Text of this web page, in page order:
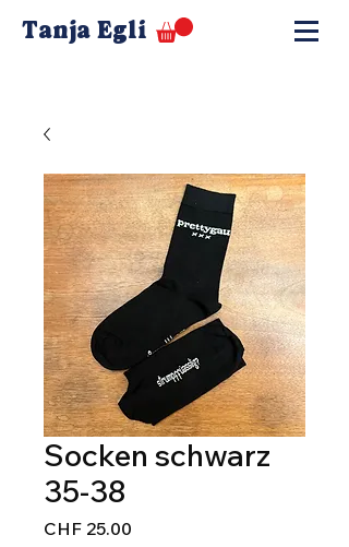
Tanja Egli
Socken schwarz
35-38
CHF 25.00